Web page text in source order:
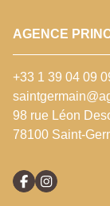
AGENCE
+33 1 39 04 09
98 rue Léon
78100 Saint-